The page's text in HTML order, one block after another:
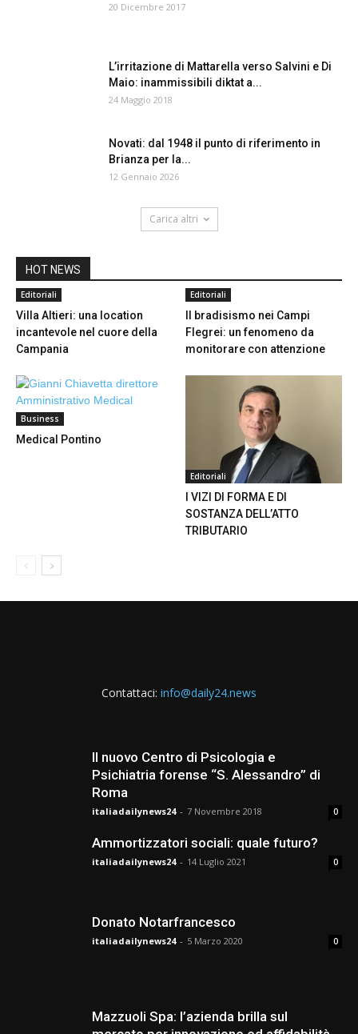
20 Dicembre 2017
L’irritazione di Mattarella verso Salvini e Di
Maio: inammissibili diktat a...
24 Maggio 2018
Novati: dal 1948 il punto di riferimento in
Brianza per la...
12 Gennaio 2026
Carica altri
HOT NEWS
Editoriali
Villa Altieri: una location
incantevole nel cuore della
Campania
Editoriali
Il bradisismo nei Campi
Flegrei: un fenomeno da
monitorare con attenzione
Business
Medical Pontino
Editoriali
I VIZI DI FORMA E DI
SOSTANZA DELL’ATTO
TRIBUTARIO
Contattaci: info@daily24.news
Il nuovo Centro di Psicologia e
Psichiatria forense “S. Alessandro” di
Roma
italiadailynews24 - 7 Novembre 2018 0
Ammortizzatori sociali: quale futuro?
italiadailynews24 - 14 Luglio 2021 0
Donato Notarfrancesco
italiadailynews24 - 5 Marzo 2020 0
Mazzuoli Spa: l’azienda brilla sul